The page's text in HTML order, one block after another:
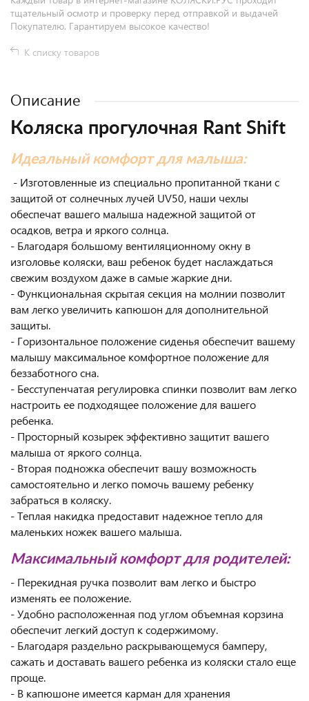
тщательный осмотр и проверку перед отправкой и выдачей
Покупателю. Гарантируем высокое качество!
К списку товаров
Описание
Коляска прогулочная Rant Shift
Идеальный комфорт для малыша:
- Изготовленные из специально пропитанной ткани с
защитой от солнечных лучей UV50, наши чехлы
обеспечат вашего малыша надежной защитой от
осадков, ветра и яркого солнца.
- Благодаря большому вентиляционному окну в
изголовье коляски, ваш ребенок будет наслаждаться
свежим воздухом даже в самые жаркие дни.
- Функциональная скрытая секция на молнии позволит
вам легко увеличить капюшон для дополнительной
защиты.
- Горизонтальное положение сиденья обеспечит вашему
малышу максимальное комфортное положение для
беззаботного сна.
- Бесступенчатая регулировка спинки позволит вам легко
настроить ее подходящее положение для вашего
ребенка.
- Просторный козырек эффективно защитит вашего
малыша от яркого солнца.
- Вторая подножка обеспечит вашу возможность
самостоятельно и легко помочь вашему ребенку
забраться в коляску.
- Теплая накидка предоставит надежное тепло для
маленьких ножек вашего малыша.
Максимальный комфорт для родителей:
- Перекидная ручка позволит вам легко и быстро
изменять ее положение.
- Удобно расположенная под углом объемная корзина
обеспечит легкий доступ к содержимому.
- Благодаря раздельно раскрывающемуся бамперу,
сажать и доставать вашего ребенка из коляски стало еще
проще.
- В капюшоне имеется карман для хранения